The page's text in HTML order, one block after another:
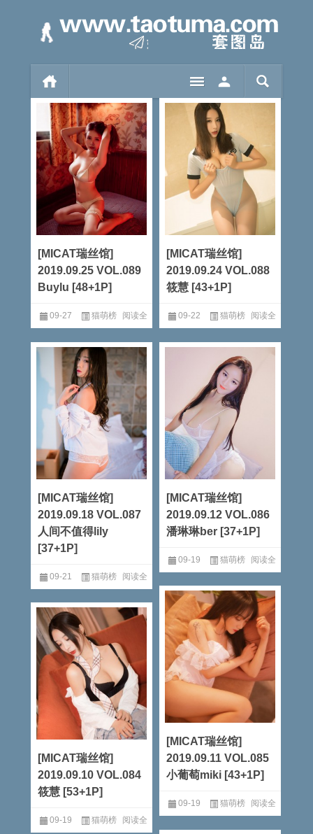
[MICAT瑞丝馆]
2019.09.25 VOL.089
Buylu [48+1P]
09-27 猫萌榜 阅读全
文
[MICAT瑞丝馆]
2019.09.24 VOL.088
筱慧 [43+1P]
09-22 猫萌榜 阅读全
文
[MICAT瑞丝馆]
2019.09.18 VOL.087
人间不值得lily
[37+1P]
09-21 猫萌榜 阅读全
文
[MICAT瑞丝馆]
2019.09.12 VOL.086
潘琳琳ber [37+1P]
09-19 猫萌榜 阅读全
文
[MICAT瑞丝馆]
2019.09.11 VOL.085
小葡萄miki [43+1P]
09-19 猫萌榜 阅读全
文
[MICAT瑞丝馆]
2019.09.10 VOL.084
筱慧 [53+1P]
09-19 猫萌榜 阅读全